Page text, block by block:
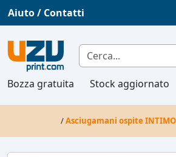
Aiuto / Contatti
Bozza gratuita Stock aggiornato
/Asciugamani ospite